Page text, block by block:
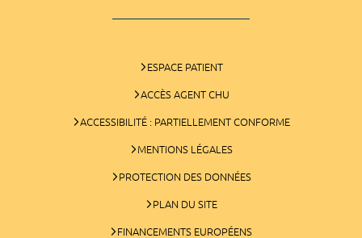
ESPACE PATIENT
ACCÈS AGENT CHU
ACCESSIBILITÉ : PARTIELLEMENT CONFORME
MENTIONS LÉGALES
PROTECTION DES DONNÉES
PLAN DU SITE
FINANCEMENTS EUROPÉENS